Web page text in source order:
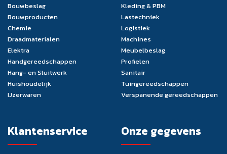
Bouwbeslag
Bouwproducten
Chemie
Draadmaterialen
Elektra
Handgereedschappen
Hang- en Sluitwerk
Huishoudelijk
IJzerwaren
Kleding & PBM
Lastechniek
Logistiek
Machines
Meubelbeslag
Profielen
Sanitair
Tuingereedschappen
Verspanende gereedschappen
Klantenservice Onze gegevens